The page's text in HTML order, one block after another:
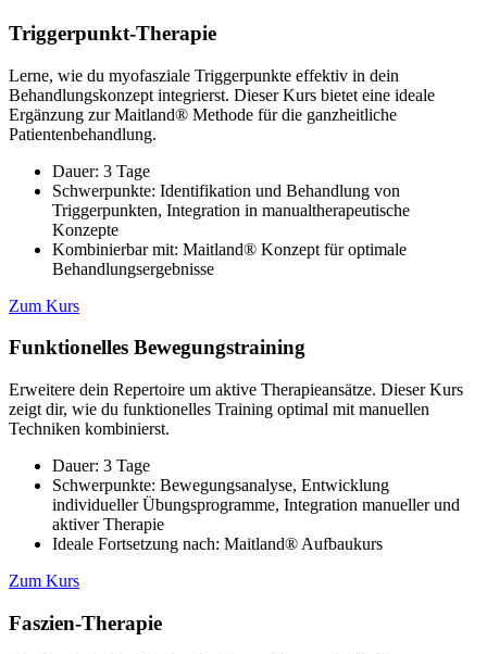
Triggerpunkt-Therapie
Lerne, wie du myofasziale Triggerpunkte effektiv in dein
Behandlungskonzept integrierst. Dieser Kurs bietet eine ideale
Ergänzung zur Maitland® Methode für die ganzheitliche
Patientenbehandlung.
Dauer: 3 Tage
Schwerpunkte: Identifikation und Behandlung von
Triggerpunkten, Integration in manualtherapeutische
Konzepte
Kombinierbar mit: Maitland® Konzept für optimale
Behandlungsergebnisse
Zum Kurs
Funktionelles Bewegungstraining
Erweitere dein Repertoire um aktive Therapieansätze. Dieser Kurs
zeigt dir, wie du funktionelles Training optimal mit manuellen
Techniken kombinierst.
Dauer: 3 Tage
Schwerpunkte: Bewegungsanalyse, Entwicklung
individueller Übungsprogramme, Integration manueller und
aktiver Therapie
Ideale Fortsetzung nach: Maitland® Aufbaukurs
Zum Kurs
Faszien-Therapie